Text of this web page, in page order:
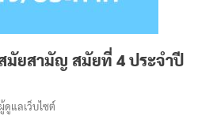
มัยสามัญ สมัยที่ 4 ประจำปี
ผู้ดูแลเว็บไซต์